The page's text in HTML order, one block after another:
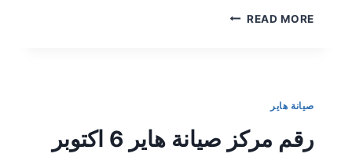
READ MORE
صيانة هاير
رقم مركز صيانة هاير 6 اكتوبر